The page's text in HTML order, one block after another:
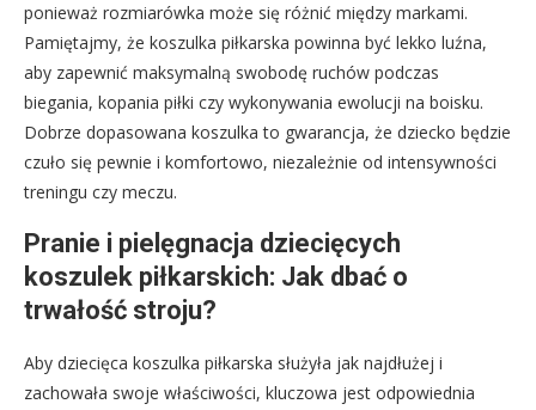
ponieważ rozmiarówka może się różnić między markami.
Pamiętajmy, że koszulka piłkarska powinna być lekko luźna,
aby zapewnić maksymalną swobodę ruchów podczas
biegania, kopania piłki czy wykonywania ewolucji na boisku.
Dobrze dopasowana koszulka to gwarancja, że dziecko będzie
czuło się pewnie i komfortowo, niezależnie od intensywności
treningu czy meczu.
Pranie i pielęgnacja dziecięcych
koszulek piłkarskich: Jak dbać o
trwałość stroju?
Aby dziecięca koszulka piłkarska służyła jak najdłużej i
zachowała swoje właściwości, kluczowa jest odpowiednia